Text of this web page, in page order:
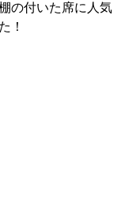
の付いた席に人気
！